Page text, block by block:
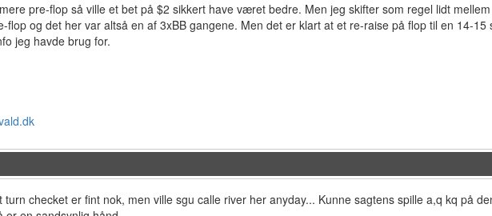
pre-flop så ville et bet på $2 sikkert have været bedre. Men jeg skifter som regel lidt
flop og det her var altså en af 3xBB gangene. Men det er klart at et re-raise på flop til en 14-15
jeg havde brug for.
checket er fint nok, men ville sgu calle river her anyday... Kunne sagtens spille a,q kq på